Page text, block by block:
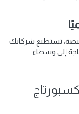
تستطيع شركاتك
إلى وسطاء.